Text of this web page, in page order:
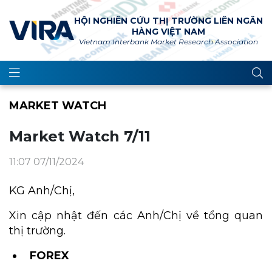
HỘI NGHIÊN CỨU THỊ TRƯỜNG LIÊN NGÂN
HÀNG VIỆT NAM
Vietnam Interbank Market Research Association
MARKET WATCH
Market Watch 7/11
11:07 07/11/2024
KG Anh/Chị,
Xin cập nhật đến các Anh/Chị về tổng quan
thị trường.
FOREX